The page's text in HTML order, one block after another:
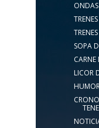
SOPA
CARNE
LICOR